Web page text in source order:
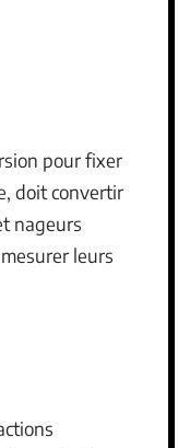
pour fixer
doit convertir
nageurs
leurs